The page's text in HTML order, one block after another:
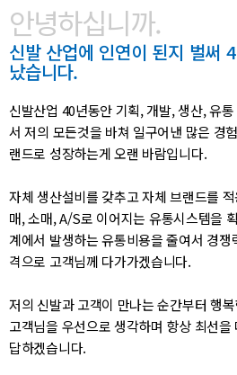
안녕하십니까.
신발 산업에 인연이 된지 벌써
났습니다.
신발산업 40년동안 기획, 개발, 생산, 유
서 저의 모든것을 바쳐 일구어낸 많은 경
랜드로 성장하는게 오랜 바람입니다.
자체 생산설비를 갖추고 자체 브랜드를
매, 소매, A/S로 이어지는 유통시스템을
계에서 발생하는 유통비용을 줄여서 경쟁
격으로 고객님께 다가가겠습니다.
저의 신발과 고객이 만나는 순간부터 행
고객님을 우선으로 생각하며 항상 최선
답하겠습니다.